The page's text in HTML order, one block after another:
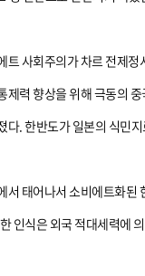
트 사회주의가 차르 전제
제력 향상을 위해 극동의
다. 한반도가 일본의 식민
서 태어나서 소비에트화된
인식은 외국 적대세력에